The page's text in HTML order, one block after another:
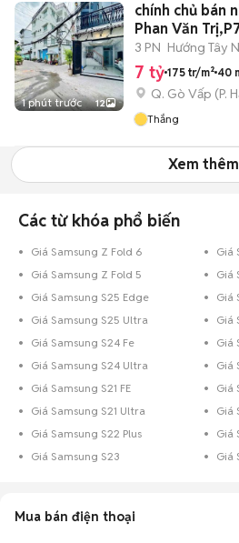
1 phút trước 12
chính chủ bán
Phan Văn
3 PN Hướng Tây
7 tỷ 175 tr/m² 40
Q. Gò Vấp (P.
Thắng
Xem thêm
Các từ khóa phổ biến
Giá Samsung Z Fold 6
Giá
Giá Samsung Z Fold 5
Giá
Giá Samsung S25 Edge
Giá
Giá Samsung S25 Ultra
Giá
Giá Samsung S24 Fe
Giá
Giá Samsung S24 Ultra
Giá
Giá Samsung S21 FE
Giá
Giá Samsung S21 Ultra
Giá
Giá Samsung S22 Plus
Giá
Giá Samsung S23
Giá
Mua bán điện thoại